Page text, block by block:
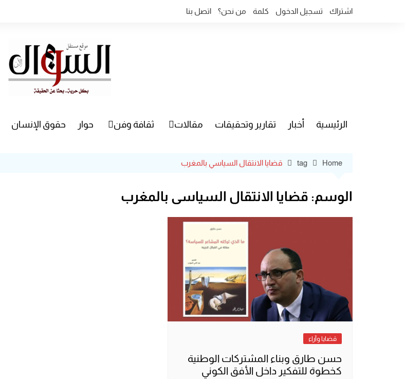
اشتراك تسجيل الدخول كلمة من نحن؟ اتصل بنا
الرئيسية أخبار تقارير وتحقيقات مقالات ثقافة وفن حوار حقوق الإنسان
Home
tag قضايا الانتقال السياسي بالمغرب
الوسم: قضايا الانتقال السياسي بالمغرب
قضايا وآراء
حسن طارق وبناء المشتركات الوطنية
كخطوة للتفكير داخل الأفق الكوني